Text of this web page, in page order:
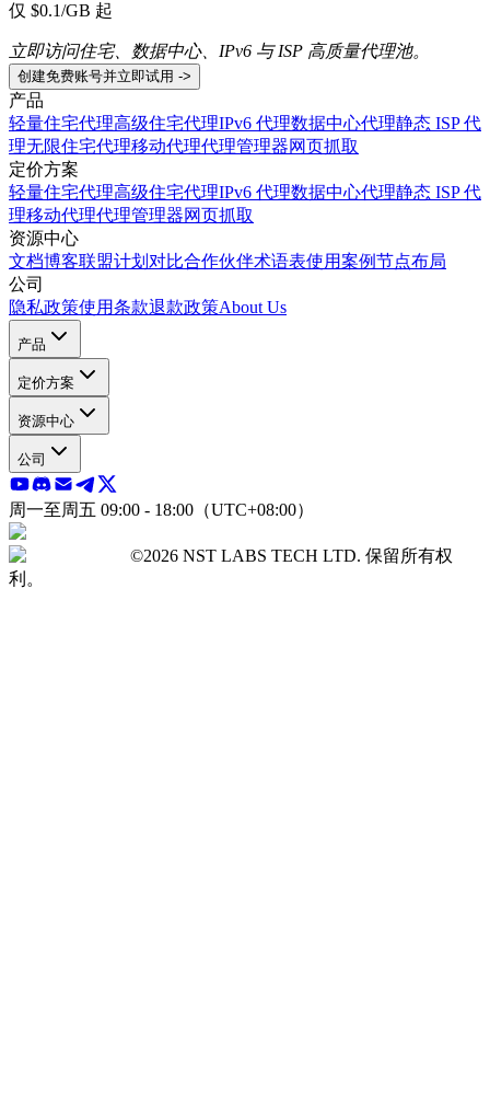
仅 $0.1/GB 起
立即访问住宅、数据中心、IPv6 与 ISP 高质量代理池。
创建免费账号并立即试用 ->
产品
轻量住宅代理高级住宅代理IPv6 代理数据中心代理静态 ISP 代
理无限住宅代理移动代理代理管理器网页抓取
定价方案
轻量住宅代理高级住宅代理IPv6 代理数据中心代理静态 ISP 代
理移动代理代理管理器网页抓取
资源中心
文档博客联盟计划 对比合作伙伴术语表使用案例节点布局
公司
隐私政策使用条款退款政策About Us
产品
定价方案
资源中心
公司
周一至周五 09:00 - 18:00（UTC+08:00）
©2026 NST LABS TECH LTD. 保留所有权
利。